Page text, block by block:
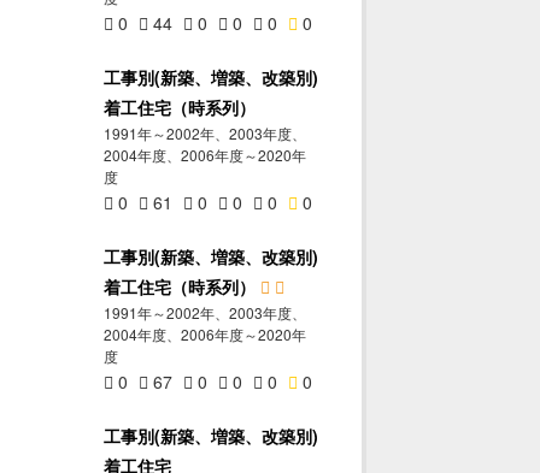
0 44 0 0 0 0
工事別(新築、増築、改築別)
着工住宅（時系列）
1991年～2002年、2003年度、
2004年度、2006年度～2020年
度
0 61 0 0 0 0
工事別(新築、増築、改築別)
着工住宅（時系列）
1991年～2002年、2003年度、
2004年度、2006年度～2020年
度
0 67 0 0 0 0
工事別(新築、増築、改築別)
着工住宅